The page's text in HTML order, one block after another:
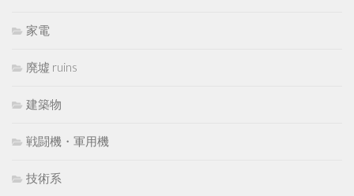
家電
廃墟 ruins
建築物
戦闘機・軍用機
技術系